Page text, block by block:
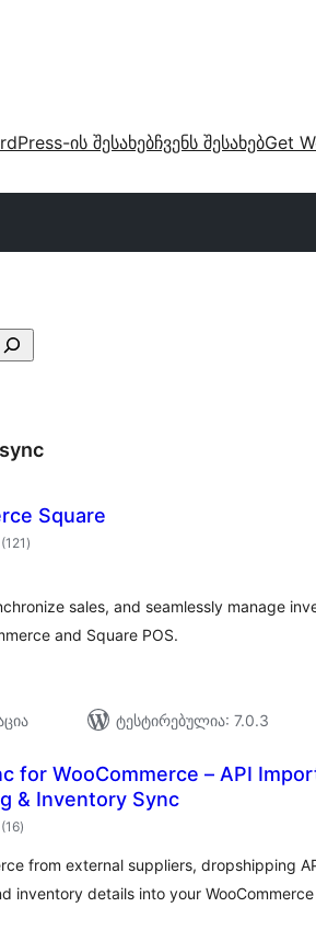
ის შესახებჩვენს შესახებGet
Square
(121 საერთო
რეიტინგი
)
sales, and seamlessly manage
and Square POS.
ტესტირებულია: 7.0.3
for WooCommerce – API
& Inventory Sync
(16საერთო
რეიტინგი
)
from external suppliers, dropshipping
inventory details into your